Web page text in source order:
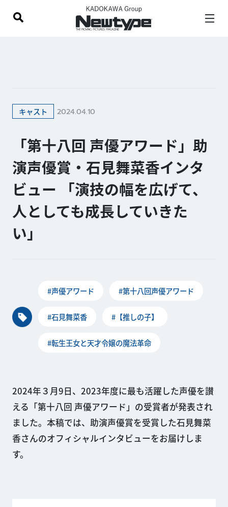
キャスト 2024.04.10
「第十八回 声優アワード」助
演声優賞・石見舞菜香インタ
ビュー 「演技の幅を広げて、
人としても成長していきた
い」
#声優アワード #第十八回声優アワード
#石見舞菜香 #【推しの子】
#転生王女と天才令嬢の魔法革命
2024年３月9日、2023年度に最も活躍した声優を讃
える「第十八回 声優アワード」の受賞者が発表され
ました。本稿では、助演声優賞を受賞した石見舞菜
香さんのオフィシャルインタビューをお届けしま
す。